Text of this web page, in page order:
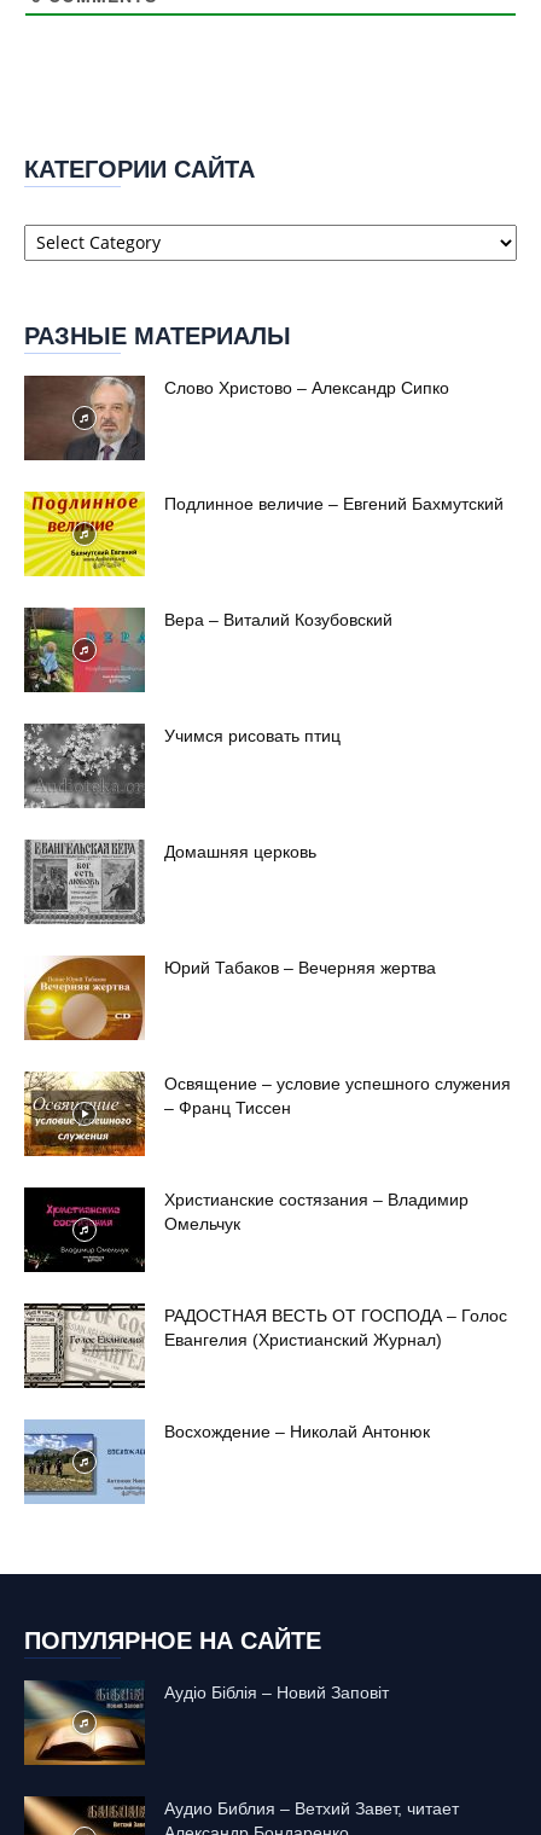
КАТЕГОРИИ САЙТА
Категории
сайта
РАЗНЫЕ МАТЕРИАЛЫ
Слово Христово – Александр Сипко
Подлинное величие – Евгений Бахмутский
Вера – Виталий Козубовский
Учимся рисовать птиц
Домашняя церковь
Юрий Табаков – Вечерняя жертва
Освящение – условие успешного служения
– Франц Тиссен
Христианские состязания – Владимир
Омельчук
РАДОСТНАЯ ВЕСТЬ ОТ ГОСПОДА – Голос
Евангелия (Христианский Журнал)
Восхождение – Николай Антонюк
ПОПУЛЯРНОЕ НА САЙТЕ
Аудіо Біблія – Новий Заповіт
Аудио Библия – Ветхий Завет, читает